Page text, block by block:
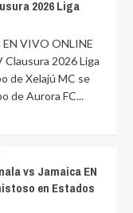
2026 Liga
EN VIVO ONLINE
Clausura 2026 Liga
de Xelajú MC se
de Aurora FC...
vs Jamaica EN
en Estados